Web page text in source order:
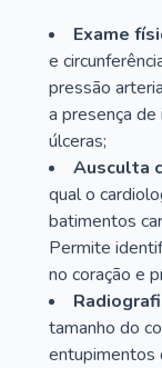
Exame
e
pressão
a presença
úlceras;
Ausculta
qual o
batimentos
Permite
no coração e
tamanho do
entupimentos